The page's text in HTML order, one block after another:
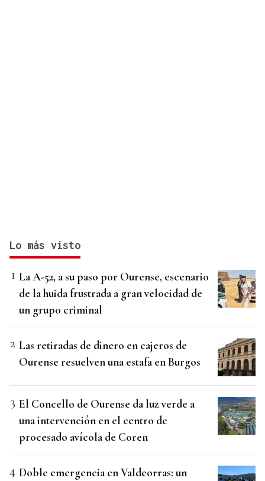
Lo más visto
La A-52, a su paso por Ourense, escenario
de la huida frustrada a gran velocidad de
un grupo criminal
Las retiradas de dinero en cajeros de
Ourense resuelven una estafa en Burgos
El Concello de Ourense da luz verde a
una intervención en el centro de
procesado avícola de Coren
Doble emergencia en Valdeorras: un